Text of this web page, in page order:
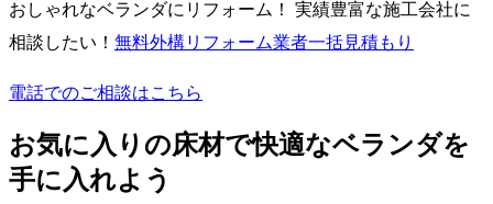
おしゃれなベランダにリフォーム！ 実績豊富な施工会社に
相談したい！ 無料外構リフォーム業者一括見積もり
電話でのご相談はこちら
お気に入りの床材で快適なベランダを
手に入れよう